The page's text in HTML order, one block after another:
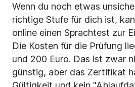
Wenn du noch etwas
richtige Stufe für dich ist,
online einen Sprachtest zur
Die Kosten für die Prüfung
und 200 Euro. Das ist zwar
günstig, aber das Zertifikat